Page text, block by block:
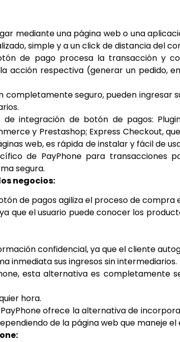
mediante una página web o una
simple y a un click de distancia del
de pago procesa la transacción y
acción respectiva (generar un pedido,
completamente seguro, pueden ingresar
de integración de botón de pagos:
y Prestashop; Express Checkout,
web, es rápida de instalar y fácil de
de PayPhone para transacciones
segura.
negocios:
de pagos agiliza el proceso de compra
que el usuario puede conocer los
confidencial, ya que el cliente
inmediata sus ingresos sin intermediarios.
esta alternativa es completamente
hora.
ofrece la alternativa de
de la página web que maneje